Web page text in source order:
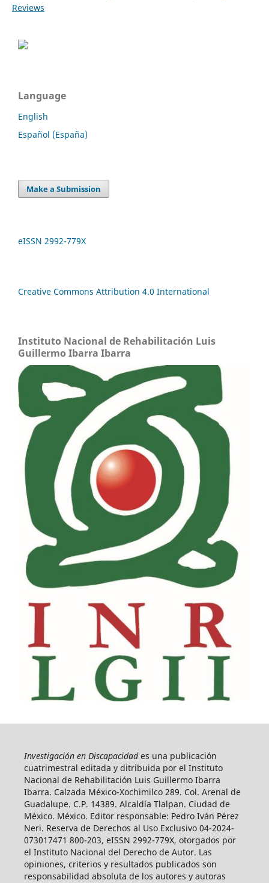
Reviews
Language
English
Español (España)
Make a Submission
eISSN 2992-779X
Creative Commons Attribution 4.0 International
Instituto Nacional de Rehabilitación Luis
Guillermo Ibarra Ibarra
Investigación en Discapacidades una publicación
cuatrimestral editada y ditribuida por el Instituto
Nacional de Rehabilitación Luis Guillermo Ibarra
Ibarra. Calzada México-Xochimilco 289. Col. Arenal de
Guadalupe. C.P. 14389. Alcaldía Tlalpan. Ciudad de
México. México. Editor responsable: Pedro Iván Pérez
Neri. Reserva de Derechos al Uso Exclusivo 04-2024-
073017471 800-203, eISSN 2992-779X, otorgados por
el Instituto Nacional del Derecho de Autor. Las
opiniones, criterios y resultados publicados son
responsabilidad absoluta de los autores y autoras